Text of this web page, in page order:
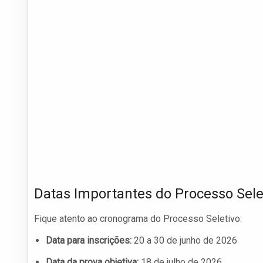
Datas Importantes do Processo
Fique atento ao cronograma do Processo Seletivo:
Data para inscrições: 20 a 30 de junho de 2026